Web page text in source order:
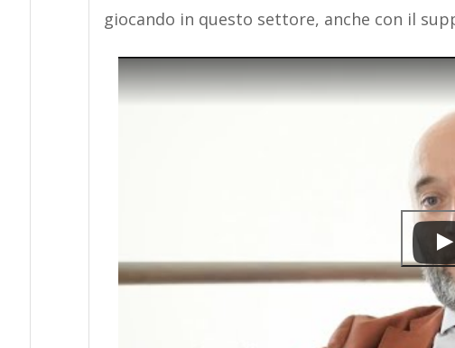
giocando in questo settore, anche con il